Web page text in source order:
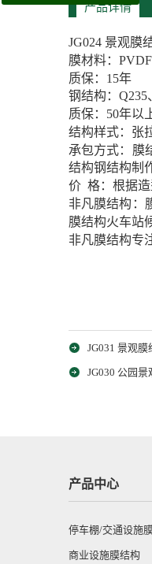
产品详情
JG024 景观膜
膜材料：
质保：15年
钢结构：
质保：50年以
结构样式：张
承包方式：膜
结构钢结构制
价 格：根据
非凡膜结构：
膜结构火车站
非凡膜结构专
JG031 景观膜
JG030 公园景
产品中心
停车棚/交通设施
商业设施膜结构